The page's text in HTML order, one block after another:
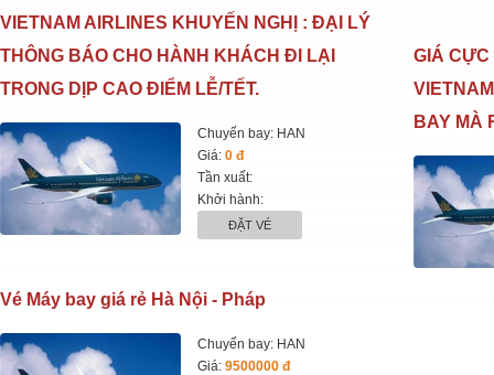
VIETNAM AIRLINES KHUYẾN NGHỊ : ĐẠI LÝ
THÔNG BÁO CHO HÀNH KHÁCH ĐI LẠI
TRONG DỊP CAO ĐIỂM LỄ/TẾT.
Chuyến bay: HAN
Giá: 0 đ
Tần xuất:
Khởi hành:
ĐẶT VÉ
GIÁ CỰC
BAY MÀ
Vé Máy bay giá rẻ Hà Nội - Pháp
Chuyến bay: HAN
Giá: 9500000 đ